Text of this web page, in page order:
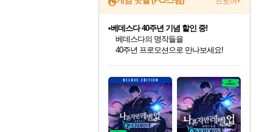
최대 90% 할인가를 만나보세요!
네이버혜택과 함께 만나보세요!
50%할인&추가 적립까지!
이니&베니 혜택까지!
네이버 혜택가와 함께 예약하세요!
할인&네이버혜택으로 만나보세요!
네이버페이 혜택과 만나보세요!
베데스다 40주년 기념 할인 중!
베데스다의 명작들을
40주년 프로모션으로 만나보세요!
네이버 포인트 혜택까지!
할인가에 만나보세요!
일부 에디션 상시 할인!
혜택으로 예약 판매 중
편안하게 충전하세요